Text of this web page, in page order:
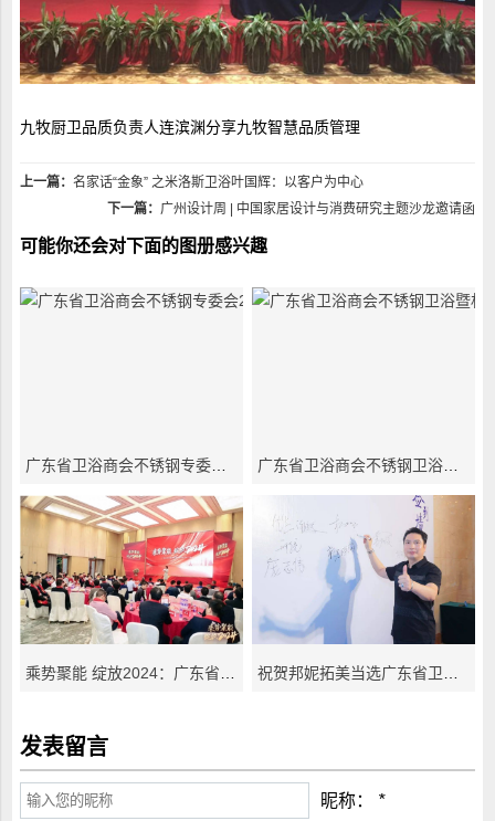
九牧厨卫品质负责人连滨渊分享九牧智慧品质管理
上一篇： 名家话“金象” 之米洛斯卫浴叶国辉：以客户为中心
下一篇：广州设计周 | 中国家居设计与消费研究主题沙龙邀请函
可能你还会对下面的图册感兴趣
广东省卫浴商会不锈钢专委会2025年首次会长会议
发表留言
昵称： *